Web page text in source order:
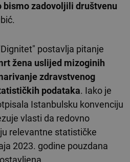
bismo zadovoljili društvenu
postavlja pitanje
žena uslijed mizoginih
zdravstvenog
podataka. Iako je
Istanbulsku konvenciju
vlasti da redovno
relevantne statističke
2023. godine pouzdana